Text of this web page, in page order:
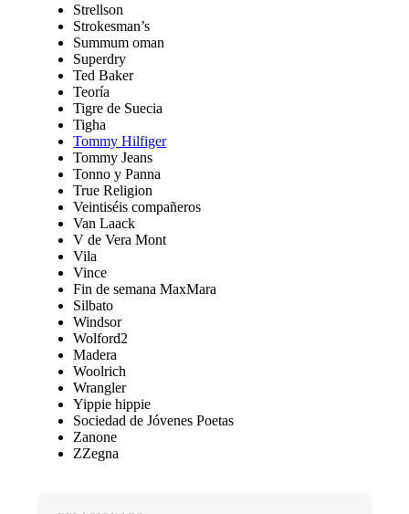
Strellson
Strokesman’s
Summum oman
Superdry
Ted Baker
Teoría
Tigre de Suecia
Tigha
Tommy Hilfiger
Tommy Jeans
Tonno y Panna
True Religion
Veintiséis compañeros
Van Laack
V de Vera Mont
Vila
Vince
Fin de semana MaxMara
Silbato
Windsor
Wolford2
Madera
Woolrich
Wrangler
Yippie hippie
Sociedad de Jóvenes Poetas
Zanone
ZZegna